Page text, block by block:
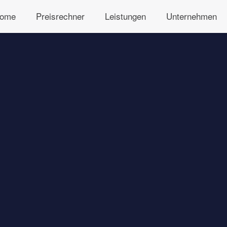
Preisrechner Leistungen Unternehmen